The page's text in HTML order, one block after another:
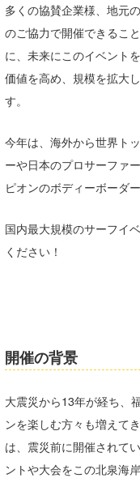
多くの協賛企業様、地元
のご協力で開催できるこ
に、未来にこのイベント
価値を高め、規模を拡大
す。
今年は、海外から世界ト
ーや日本のプロサーファ
ピオンのボディーボーダ
国内最大規模のサーフイ
ください！
開催の背景
大震災から13年が経ち、
ンを楽しむ方々も増えて
は、震災前に開催されて
ントや大会をこの北泉海